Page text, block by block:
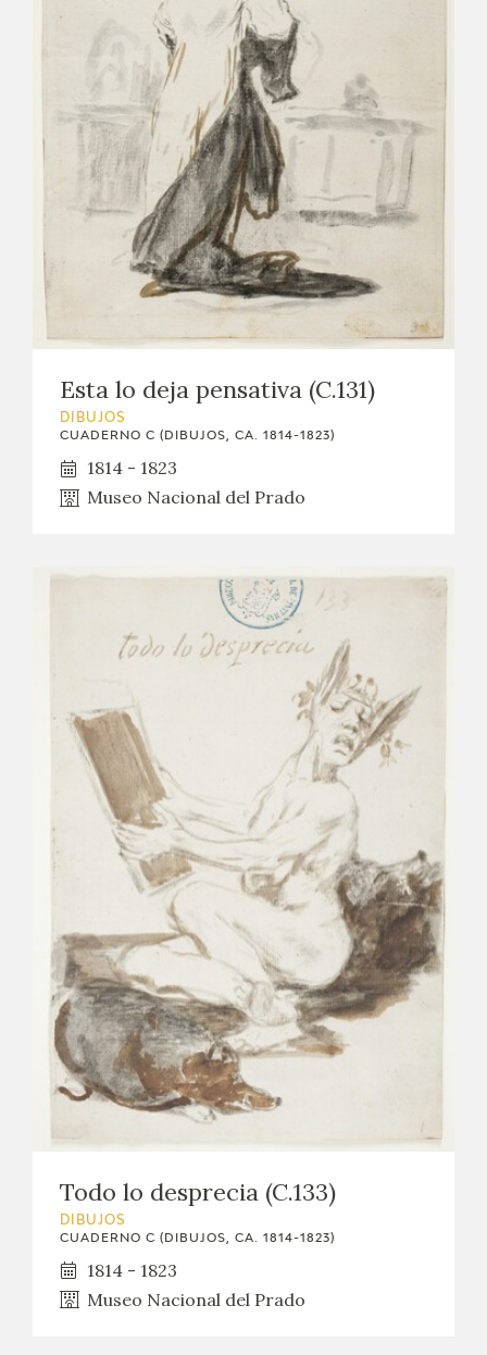
Esta lo deja pensativa (C.131)
DIBUJOS
CUADERNO C (DIBUJOS, CA. 1814-1823)
1814 - 1823
Museo Nacional del Prado
Todo lo desprecia (C.133)
DIBUJOS
CUADERNO C (DIBUJOS, CA. 1814-1823)
1814 - 1823
Museo Nacional del Prado